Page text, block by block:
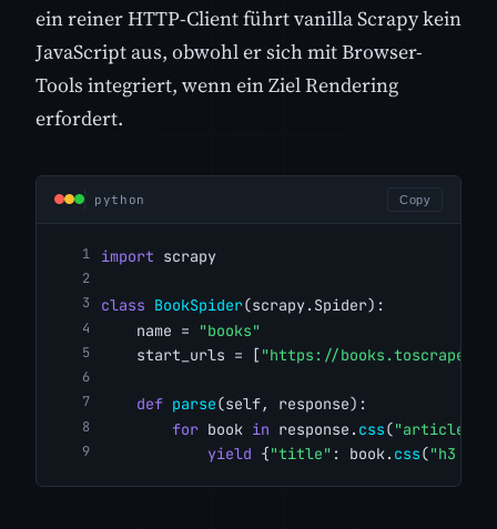
ein reiner HTTP-Client führt vanilla Scrapy kein
JavaScript aus, obwohl er sich mit Browser-
Tools integriert, wenn ein Ziel Rendering
erfordert.
python Copy
import scrapy
class BookSpider(scrapy.Spider):
    name =
"books"
    start_urls = [
"https://
def parse(self, response):
for book in response. css(
yield {"title" : book. css("h3